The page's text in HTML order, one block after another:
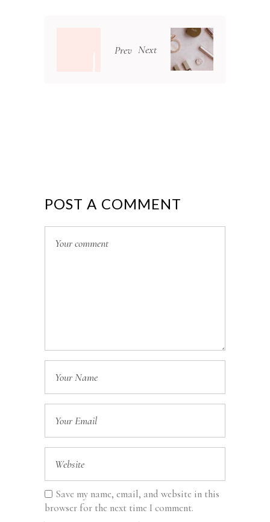
Prev Next
POST A COMMENT
Save my name, email, and website in this
browser for the next time I comment.